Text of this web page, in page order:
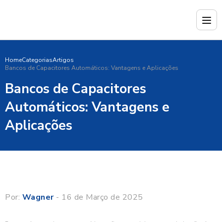
HomeCategoriasArtigos
Bancos de Capacitores Automáticos: Vantagens e Aplicações
Bancos de Capacitores
Automáticos: Vantagens e
Aplicações
Por: Wagner- 16 de Março de 2025